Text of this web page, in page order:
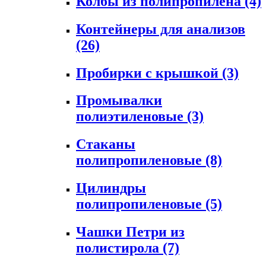
Контейнеры для анализов
(26)
Пробирки с крышкой (3)
Промывалки
полиэтиленовые (3)
Стаканы
полипропиленовые (8)
Цилиндры
полипропиленовые (5)
Чашки Петри из
полистирола (7)